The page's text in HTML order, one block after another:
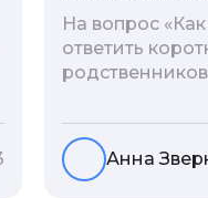
На вопрос
ответить
социальные
базы. Именно
вас подборку
Анна